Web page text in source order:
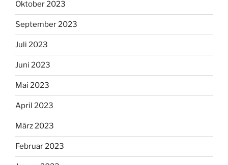
Oktober 2023
September 2023
Juli 2023
Juni 2023
Mai 2023
April 2023
März 2023
Februar 2023